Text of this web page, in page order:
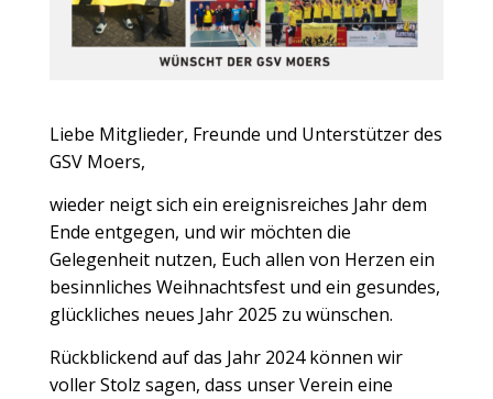
Liebe Mitglieder, Freunde und Unterstützer des
GSV Moers,
wieder neigt sich ein ereignisreiches Jahr dem
Ende entgegen, und wir möchten die
Gelegenheit nutzen, Euch allen von Herzen ein
besinnliches Weihnachtsfest und ein gesundes,
glückliches neues Jahr 2025 zu wünschen.
Rückblickend auf das Jahr 2024 können wir
voller Stolz sagen, dass unser Verein eine